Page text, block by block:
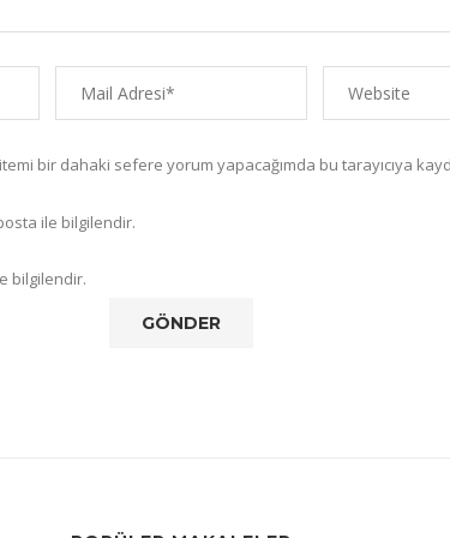
bir dahaki sefere yorum yapacağımda bu tarayıcıya
ile bilgilendir.
bilgilendir.